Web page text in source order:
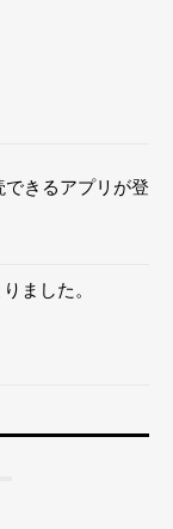
きるアプリが登
ました。